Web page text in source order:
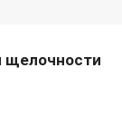
щелочности